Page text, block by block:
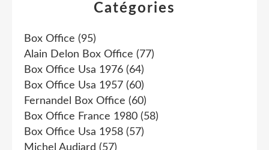
Catégories
Box Office (95)
Alain Delon Box Office (77)
Box Office Usa 1976 (64)
Box Office Usa 1957 (60)
Fernandel Box Office (60)
Box Office France 1980 (58)
Box Office Usa 1958 (57)
Michel Audiard (57)